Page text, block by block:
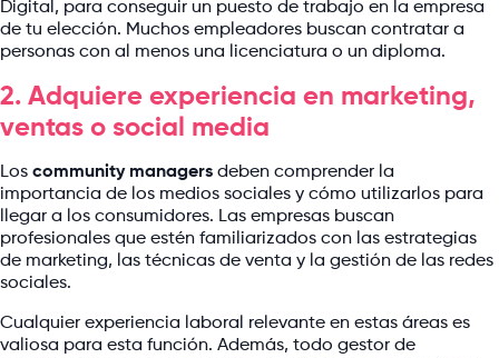
Digital, para conseguir un puesto de trabajo en la empresa
de tu elección. Muchos empleadores buscan contratar a
personas con al menos una licenciatura o un diploma.
2. Adquiere experiencia en marketing,
ventas o social media
Los community managers deben comprender la
importancia de los medios sociales y cómo utilizarlos para
llegar a los consumidores. Las empresas buscan
profesionales que estén familiarizados con las estrategias
de marketing, las técnicas de venta y la gestión de las redes
sociales.
Cualquier experiencia laboral relevante en estas áreas es
valiosa para esta función. Además, todo gestor de